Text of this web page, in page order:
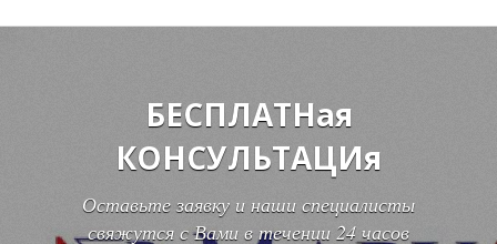
БЕСПЛАТНая
КОНСУЛЬТАЦИя
Оставьте заявку и наши специалисты
свяжутся с Вами в течении 24 часов